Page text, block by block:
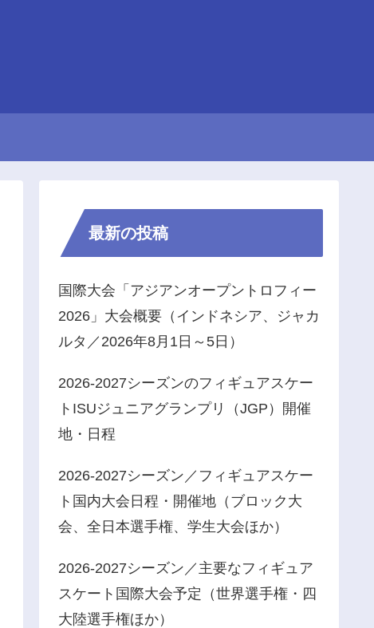
最新の投稿
国際大会「アジアンオープントロフィー
2026」大会概要（インドネシア、ジャカ
ルタ／2026年8月1日～5日）
2026-2027シーズンのフィギュアスケー
トISUジュニアグランプリ（JGP）開催
地・日程
2026-2027シーズン／フィギュアスケー
ト国内大会日程・開催地（ブロック大
会、全日本選手権、学生大会ほか）
2026-2027シーズン／主要なフィギュア
スケート国際大会予定（世界選手権・四
大陸選手権ほか）